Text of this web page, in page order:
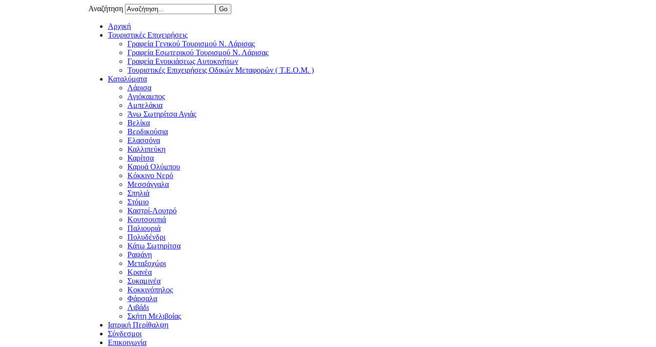
Αναζήτηση
Αρχική
Τουριστικές Επιχειρήσεις
Γραφεία Γενικού Τουρισμού Ν. Λάρισας
Γραφεία Εσωτερικού Τουρισμού Ν. Λάρισας
Γραφεία Ενοικιάσεως Αυτοκινήτων
Τουριστικές Επιχειρήσεις Οδικών Μεταφορών ( Τ.Ε.Ο.Μ. )
Καταλύματα
Λάρισα
Αγιόκαμπος
Αμπελάκια
Άνω Σωτηρίτσα Αγιάς
Βελίκα
Βερδικούσια
Ελασσόνα
Καλλιπεύκη
Καρίτσα
Καρυά Ολύμπου
Κόκκινο Νερό
Μεσσάγγαλα
Σπηλιά
Στόμιο
Καστρί-Λουτρό
Κουτσουπιά
Παλιουριά
Πολυδένδρι
Κάτω Σωτηρίτσα
Ραψάνη
Μεταξοχώρι
Κρανέα
Συκαμινέα
Κοκκινόπηλος
Φάρσαλα
Λιβάδι
Σκήτη Μελιβοίας
Ιατρική Περίθαλψη
Σύνδεσμοι
Επικοινωνία